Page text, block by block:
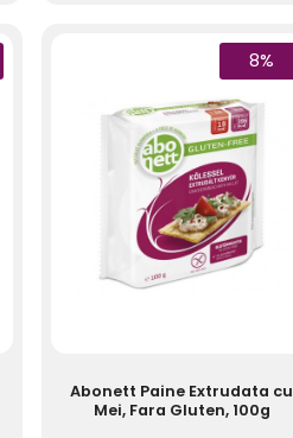
8%
Abonett Paine Extrudata cu
Mei, Fara Gluten, 100g